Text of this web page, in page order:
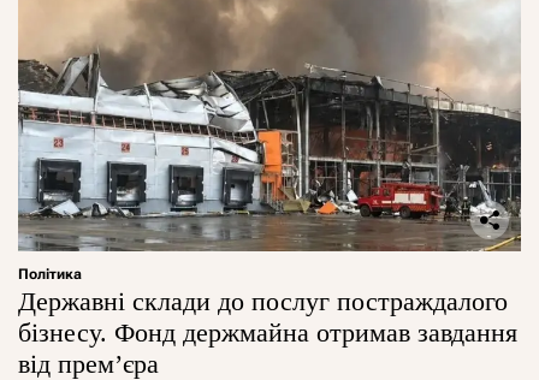
Політика
Державні склади до послуг постраждалого
бізнесу. Фонд держмайна отримав завдання
від прем’єра